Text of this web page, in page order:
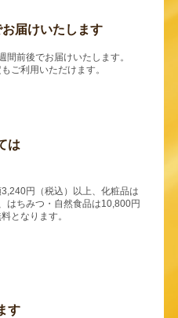
届けいたします
間前後でお届けいたします。
ご利用いただけます。
は
円（税込）以上、化粧品は
はちみつ・自然食品は10,800円
となります。
す